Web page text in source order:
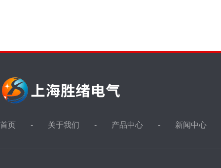
首页 关于我们 产品中心 新闻中心